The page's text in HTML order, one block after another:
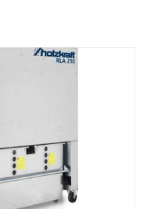
SZEROKOTAŚMOWE,
DO DREWNA
WIELOWRZECIONOWE,
DO DREWNA